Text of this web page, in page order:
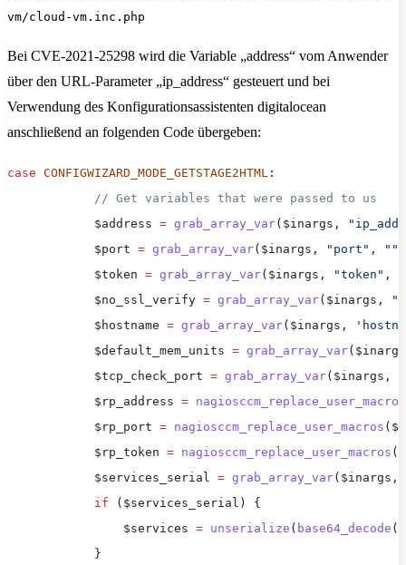
vm/cloud-vm.inc.php
Bei CVE-2021-25298 wird die Variable „address“ vom Anwender
über den URL-Parameter „ip_address“ gesteuert und bei
Verwendung des Konfigurationsassistenten digitalocean
anschließend an folgenden Code übergeben:
case CONFIGWIZARD_MODE_GETSTAGE2HTML :
            // Get variables that were passed to us
            $address
= grab_array_var($inargs,
            $port
= grab_array_var($inargs, "port" , ""
            $token
= grab_array_var($inargs, "token" ,
            $no_ssl_verify
= grab_array_var($inargs,
            $hostname
= grab_array_var($inargs,
            $default_mem_units
= grab_array_var
            $tcp_check_port
= grab_array_var($inargs,
            $rp_address
= nagiosccm_replace_user_macros
            $rp_port
= nagiosccm_replace_user_macros
            $rp_token
= nagiosccm_replace_user_macros
            $services_serial
= grab_array_var($inargs,
            if
($services_serial) {
                $services
= unserialize ( base64_decode
            }